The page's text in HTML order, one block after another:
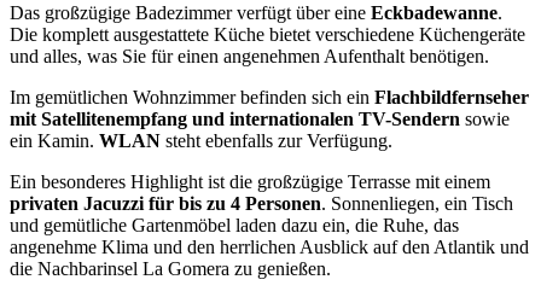
Das großzügige Badezimmer verfügt über eine Eckbadewanne.
Die komplett ausgestattete Küche bietet verschiedene Küchengeräte
und alles, was Sie für einen angenehmen Aufenthalt benötigen.
Im gemütlichen Wohnzimmer befinden sich ein Flachbildfernseher
mit Satellitenempfang und internationalen TV-Sendern sowie
ein Kamin. WLAN steht ebenfalls zur Verfügung.
Ein besonderes Highlight ist die großzügige Terrasse mit einem
privaten Jacuzzi für bis zu 4 Personen. Sonnenliegen, ein Tisch
und gemütliche Gartenmöbel laden dazu ein, die Ruhe, das
angenehme Klima und den herrlichen Ausblick auf den Atlantik und
die Nachbarinsel La Gomera zu genießen.